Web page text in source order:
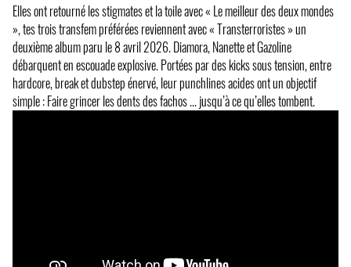
Elles ont retourné les stigmates et la toile avec « Le meilleur des deux mondes
», tes trois transfem préférées reviennent avec « Transterroristes » un
deuxième album paru le 8 avril 2026. Diamora, Nanette et Gazoline
débarquent en escouade explosive. Portées par des kicks sous tension, entre
hardcore, break et dubstep énervé, leur punchlines acides ont un objectif
simple : Faire grincer les dents des fachos ... jusqu’à ce qu’elles tombent.